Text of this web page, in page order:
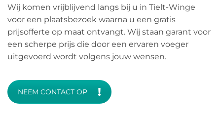
Wij komen vrijblijvend langs bij u in Tielt-Winge
voor een plaatsbezoek waarna u een gratis
prijsofferte op maat ontvangt. Wij staan garant voor
een scherpe prijs die door een ervaren voeger
uitgevoerd wordt volgens jouw wensen.
NEEM CONTACT OP